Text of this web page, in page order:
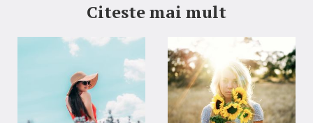
Citeste mai mult